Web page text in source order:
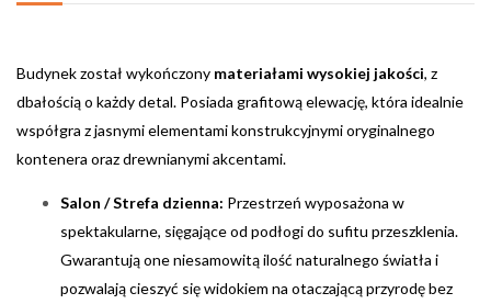
Budynek został wykończony materiałami wysokiej jakości, z
dbałością o każdy detal. Posiada grafitową elewację, która idealnie
współgra z jasnymi elementami konstrukcyjnymi oryginalnego
kontenera oraz drewnianymi akcentami.
Salon / Strefa dzienna: Przestrzeń wyposażona w
spektakularne, sięgające od podłogi do sufitu przeszklenia.
Gwarantują one niesamowitą ilość naturalnego światła i
pozwalają cieszyć się widokiem na otaczającą przyrodę bez